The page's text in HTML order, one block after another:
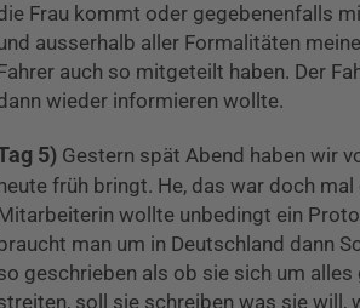
Frau kommt oder gegebenenfalls
ausserhalb aller Formalitäten
auch so mitgeteilt haben. Der
wieder informieren wollte.
5) Gestern spät Abend haben wir
heute früh bringt. He, das war doch
wollte unbedingt ein
braucht man um in Deutschland dann
geschrieben als ob sie sich um
soll sie schreiben was sie will,